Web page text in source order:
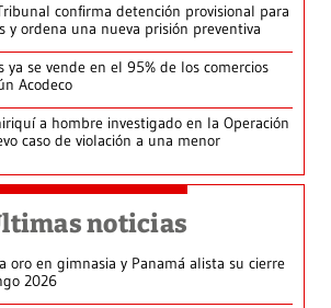
confirma detención provisional para
y ordena una nueva prisión preventiva
ya se vende en el 95% de los comercios
Acodeco
a hombre investigado en la Operación
caso de violación a una menor
noticias
oro en gimnasia y Panamá alista su cierre
2026